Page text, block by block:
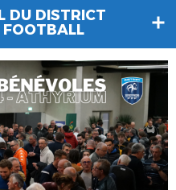
DU DISTRICT